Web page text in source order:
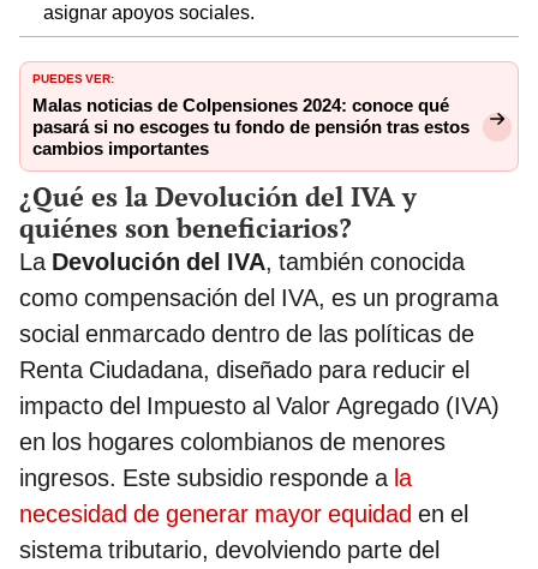
asignar apoyos sociales.
PUEDES VER:
Malas noticias de Colpensiones 2024: conoce qué
pasará si no escoges tu fondo de pensión tras estos
cambios importantes
¿Qué es la Devolución del IVA y
quiénes son beneficiarios?
La Devolución del IVA, también conocida
como compensación del IVA, es un programa
social enmarcado dentro de las políticas de
Renta Ciudadana, diseñado para reducir el
impacto del Impuesto al Valor Agregado (IVA)
en los hogares colombianos de menores
ingresos. Este subsidio responde a la
necesidad de generar mayor equidad en el
sistema tributario, devolviendo parte del